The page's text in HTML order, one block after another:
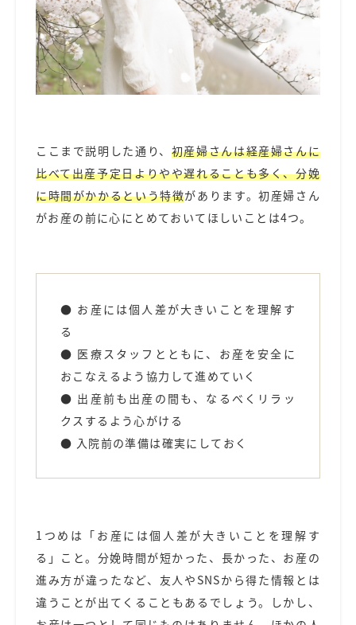
ここまで説明した通り、 初産婦さんは経産婦さんに
比べて出産予定日よりやや遅れることも多く、分娩
に時間がかかるという特徴があります。初産婦さん
がお産の前に心にとめておいてほしいことは4つ。
● お産には個人差が大きいことを理解す
る
● 医療スタッフとともに、お産を安全に
おこなえるよう協力して進めていく
● 出産前も出産の間も、なるべくリラッ
クスするよう心がける
● 入院前の準備は確実にしておく
1つめは「お産には個人差が大きいことを理解す
る」こと。分娩時間が短かった、長かった、お産の
進み方が違ったなど、友人やSNSから得た情報とは
違うことが出てくることもあるでしょう。しかし、